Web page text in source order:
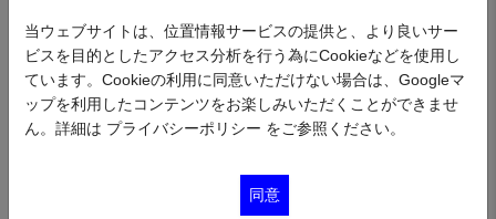
平成１７年４月２９日、山の寺「邑居」の営みは始まりました。「邑（ゆ
う）」とは村や田舎、丘の上を表す言葉。「居」は住む暮らす、そして館を
あらわします。つまり「邑居」とは、田舎に暮らすこと、丘の上の館という
意味を持っています。
当ウェブサイトは、位置情報サービスの提供と、より良いサー
ビスを目的としたアクセス分析を行う為にCookieなどを使用し
ています。Cookieの利用に同意いただけない場合は、Googleマ
ップを利用したコンテンツをお楽しみいただくことができませ
ん。詳細は プライバシーポリシー をご参照ください。
同意